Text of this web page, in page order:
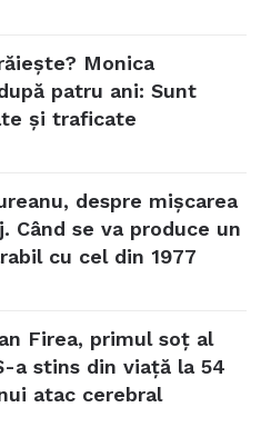
Monica
patru ani: Sunt
și traficate
despre mișcarea
Când se va produce un
cu cel din 1977
Firea, primul soț al
a stins din viață la 54
atac cerebral